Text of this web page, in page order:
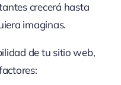
crecerá hasta
imaginas.
de tu sitio web,